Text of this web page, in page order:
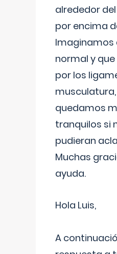
alrededor
por encima
Imaginamos
normal y
por los
quedamos
tranquilos si
pudieran
Muchas
ayuda.
Hola Luis,
A